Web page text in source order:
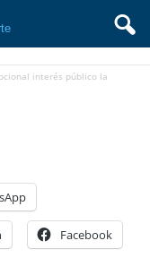
interés público la
Facebook